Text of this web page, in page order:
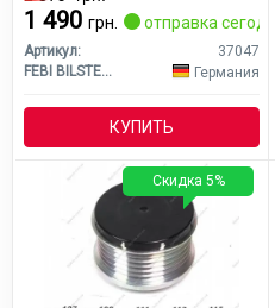
1 490 грн. отправка сегодня
Артикул:
37047
FEBI BILSTEIN
Германия
КУПИТЬ
Скидка 5%